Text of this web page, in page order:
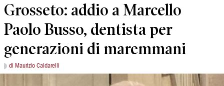
Grosseto: addio a Marcello
Paolo Busso, dentista per
generazioni di maremmani
di Maurizio Caldarelli